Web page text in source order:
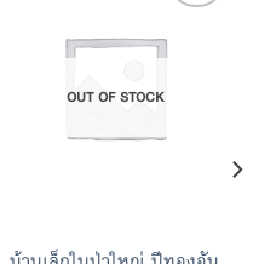
OUT OF STOCK